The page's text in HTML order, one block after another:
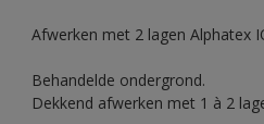
Afwerken met 2 lagen Alphatex
Behandelde ondergrond.
Dekkend afwerken met 1 à 2